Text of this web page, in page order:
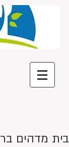
בית מדהים